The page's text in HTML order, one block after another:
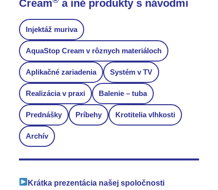
Cream
a iné produkty s návodmi
Injektáž muriva
AquaStop Cream v rôznych materiáloch
Aplikačné zariadenia Systém v TV
Realizácia v praxi Balenie – tuba
Prednášky Príbehy Krotitelia vlhkosti
Archív
Krátka prezentácia našej spoločnosti